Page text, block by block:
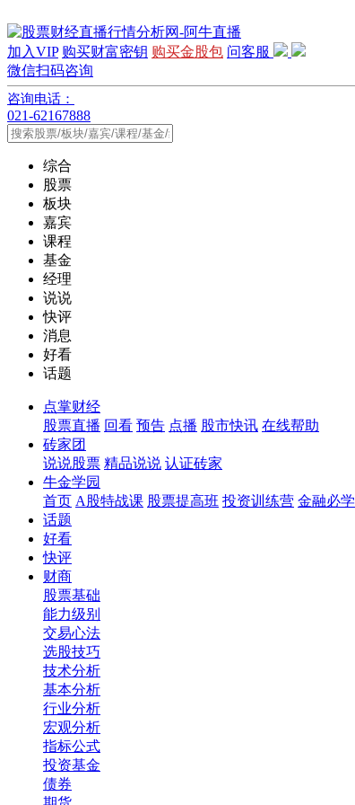
加入VIP 购买财富密钥 购买金股包 问客服
微信扫码咨询
咨询电话：
021-62167888
综合
股票
板块
嘉宾
课程
基金
经理
说说
快评
消息
好看
话题
点掌财经
股票直播 回看 预告 点播 股市快讯 在线帮助
砖家团
说说股票 精品说说 认证砖家
牛金学园
首页 A股特战课 股票提高班 投资训练营 金融必学
话题
好看
快评
财商
股票基础
能力级别
交易心法
选股技巧
技术分析
基本分析
行业分析
宏观分析
指标公式
投资基金
债券